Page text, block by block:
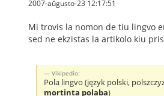
2007-aŭgusto-23 12:17:51
Mi trovis la nomon de tiu lingvo
sed ne ekzistas la artikolo kiu
Vikipedio:
Pola lingvo (język polski,
mortinta polaba)